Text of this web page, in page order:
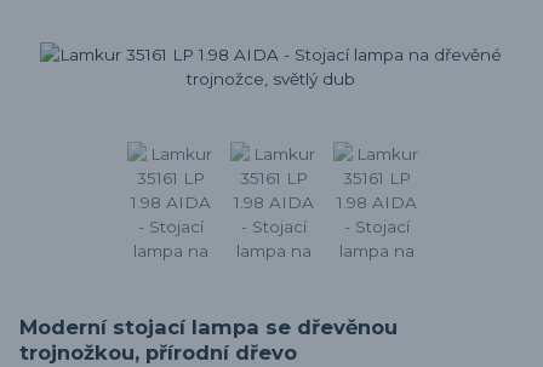
Moderní stojací lampa se dřevěnou
trojnožkou, přírodní dřevo